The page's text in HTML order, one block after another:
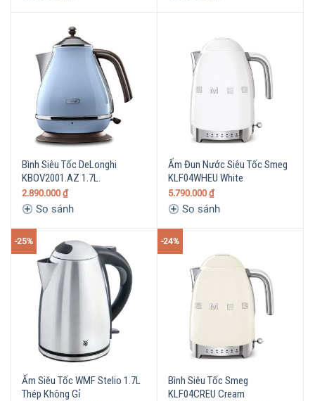
Bình Siêu Tốc DeLonghi
KBOV2001.AZ 1.7L.
2.890.000 ₫
So sánh
Ấm Đun Nước Siêu Tốc Smeg
KLF04WHEU White
5.790.000 ₫
So sánh
-25%
Ấm Siêu Tốc WMF Stelio 1.7L
Thép Không Gỉ
-24%
Bình Siêu Tốc Smeg
KLF04CREU Cream